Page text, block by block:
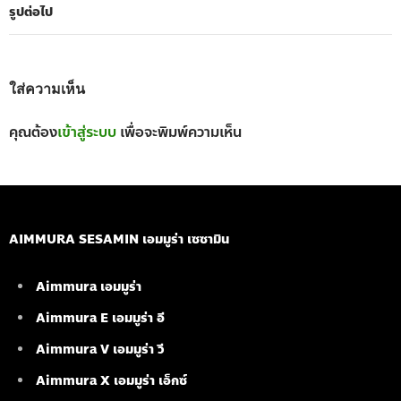
รูปต่อไป
ใส่ความเห็น
คุณต้องเข้าสู่ระบบ เพื่อจะพิมพ์ความเห็น
AIMMURA SESAMIN เอมมูร่า เซซามิน
Aimmura เอมมูร่า
Aimmura E เอมมูร่า อี
Aimmura V เอมมูร่า วี
Aimmura X เอมมูร่า เอ็กซ์